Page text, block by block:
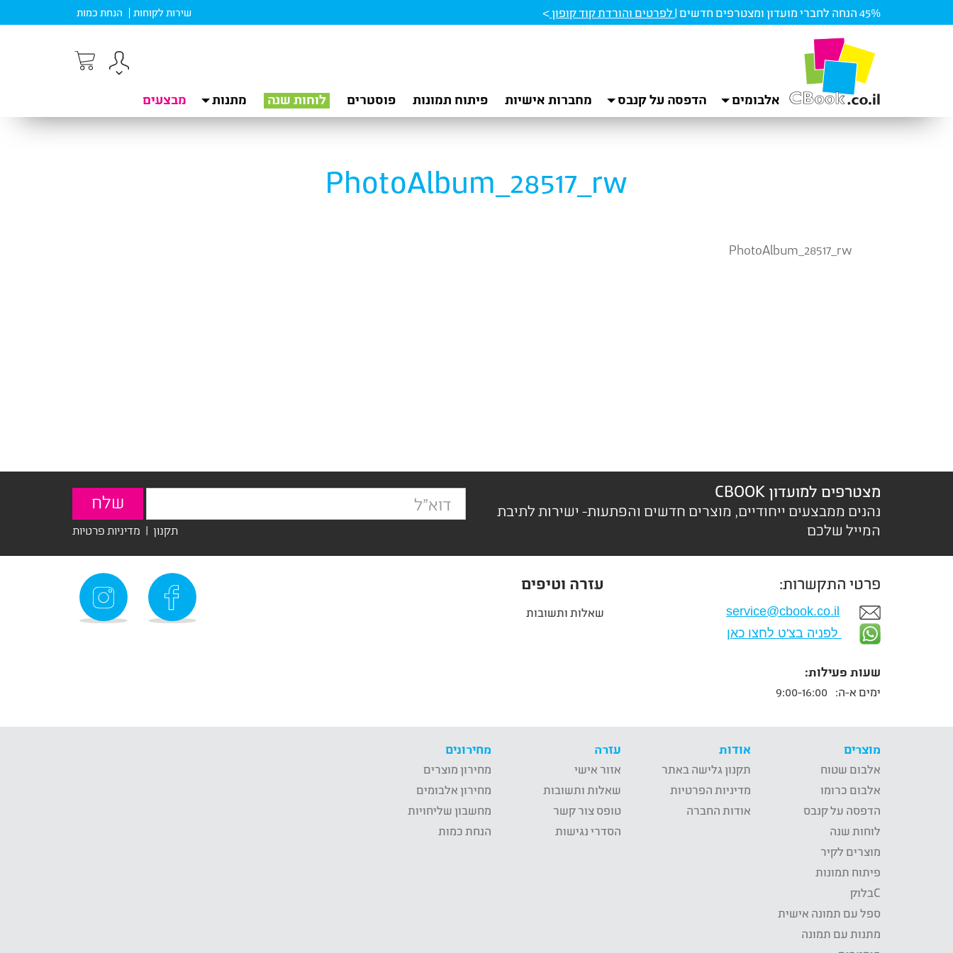
45% הנחה לחברי מועדון ומצטרפים חדשים | לפרטים והורדת קוד קופון> שירות לקוחות הנחת כמות
אלבומים הדפסה על קנבס מחברות אישיות פיתוח תמונות פוסטרים לוחות שנה מתנות מבצעים
PhotoAlbum_28517_rw
PhotoAlbum_28517_rw
מצטרפים למועדון CBOOK
נהנים ממבצעים ייחודיים, מוצרים חדשים והפתעות- ישירות לתיבת
המייל שלכם
תקנון | מדיניות פרטיות
פרטי התקשרות:
service@cbook.co.il
לפניה בצ'ט לחצו כאן
שעות פעילות:
ימים א-ה:
עזרה וטיפים
שאלות ותשובות
מוצרים
אלבום שטוח
אלבום כרומו
הדפסה על קנבס
לוחות שנה
מוצרים לקיר
פיתוח תמונות
Cבלוק
ספל עם תמונה אישית
מתנות עם תמונה
אודות
תקנון גלישה באתר
מדיניות הפרטיות
אודות החברה
עזרה
אזור אישי
שאלות ותשובות
טופס צור קשר
הסדרי נגישות
מחירונים
מחירון מוצרים
מחירון אלבומים
מחשבון שליחויות
הנחת כמות